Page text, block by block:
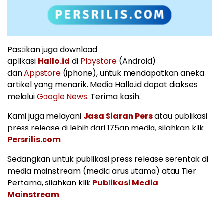
Pastikan juga download
aplikasi Hallo.id di Playstore (Android)
danAppstore (iphone), untuk mendapatkan aneka
artikel yang menarik. Media Hallo.id dapat diakses
melaluiGoogle News. Terima kasih.
Kami juga melayani Jasa Siaran Persatau publikasi
press release di lebih dari 175an media, silahkan klik
Persrilis.com
Sedangkan untuk publikasi press release serentak di
media mainstream (media arus utama) atau Tier
Pertama, silahkan klik Publikasi Media
Mainstream.